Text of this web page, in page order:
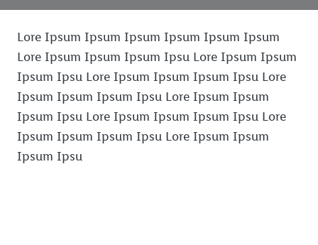
Lore Ipsum Ipsum Ipsum Ipsum Ipsum Ipsum
Lore Ipsum Ipsum Ipsum Ipsu Lore Ipsum Ipsum
Ipsum Ipsu Lore Ipsum Ipsum Ipsum Ipsu Lore
Ipsum Ipsum Ipsum Ipsu Lore Ipsum Ipsum
Ipsum Ipsu Lore Ipsum Ipsum Ipsum Ipsu Lore
Ipsum Ipsum Ipsum Ipsu Lore Ipsum Ipsum
Ipsum Ipsu